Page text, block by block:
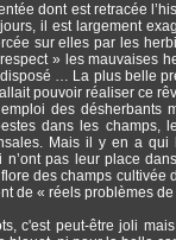
dont est retracée
il est largement
sur elles par les
» les mauvaises
… La plus belle
pouvoir réaliser ce
des
dans les champs,
Mais il y en a
n’ont pas leur place
des champs
de « réels problèmes
c'est peut-être joli